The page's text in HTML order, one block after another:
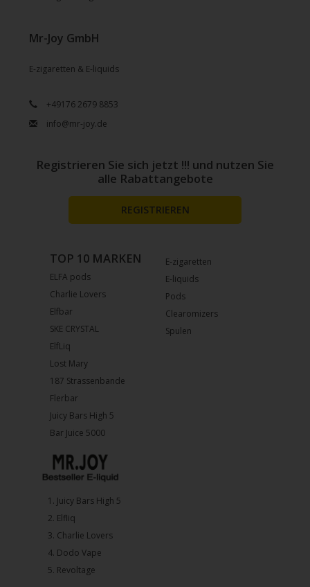
Mr-Joy GmbH
E-zigaretten & E-liquids
+49176 2679 8853
info@mr-joy.de
E-zigaretten
E-liquids
Pods
Clearomizers
Spulen
TOP 10 MARKEN
ELFA pods
Charlie Lovers
Elfbar
SKE CRYSTAL
ElfLiq
Lost Mary
187 Strassenbande
Flerbar
Juicy Bars High 5
Bar Juice 5000
1.⁠ ⁠Juicy Bars High 5
2.⁠ ⁠⁠Elfliq
3.⁠ ⁠⁠Charlie Lovers
4.⁠ ⁠⁠Dodo Vape
5. ⁠Revoltage
Registrieren Sie sich jetzt !!! und nutzen Sie
alle Rabattangebote
REGISTRIEREN